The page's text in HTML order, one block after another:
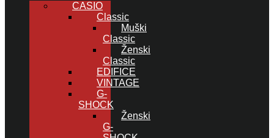
CASIO
Classic
Muški
Classic
Ženski
Classic
EDIFICE
VINTAGE
G-
SHOCK
Ženski
G-